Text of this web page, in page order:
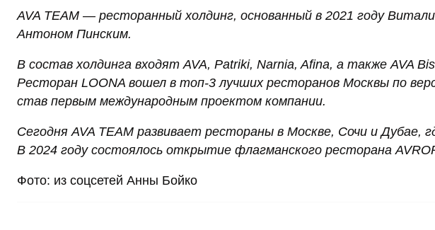
AVA TEAM — ресторанный холдинг, основанный в 2021 году
Антоном Пинским.
В состав холдинга входят AVA, Patriki, Narnia, Afina, а также AVA
Ресторан LOONA вошел в топ-3 лучших ресторанов Москвы по
став первым международным проектом компании.
Сегодня AVA TEAM развивает рестораны в Москве, Сочи и Дубае,
В 2024 году состоялось открытие флагманского ресторана
Фото: из соцсетей Анны Бойко